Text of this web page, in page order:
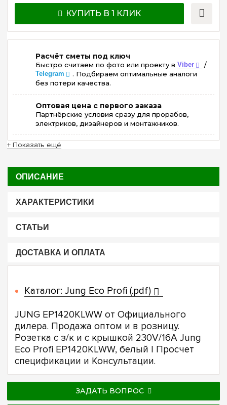
КУПИТЬ В 1 КЛИК
Расчёт сметы под ключ
Быстро считаем по фото или проекту в Viber /
Telegram
. Подбираем оптимальные аналоги
без потери качества.
Оптовая цена с первого заказа
Партнёрские условия сразу для прорабов,
электриков, дизайнеров и монтажников.
+ Показать ещё
ОПИСАНИЕ
ХАРАКТЕРИСТИКИ
СТАТЬИ
ДОСТАВКА И ОПЛАТА
Каталог: Jung Eco Profi (.pdf)
JUNG EP1420KLWW от Официального
дилера. Продажа оптом и в розницу.
Розетка с з/к и с крышкой 230V/16A Jung
Eco Profi EP1420KLWW, белый | Просчет
спецификации и Консультации.
ЗАДАТЬ ВОПРОС